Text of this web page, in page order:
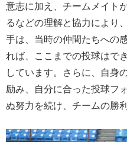
意志に加え、チームメイト
るなどの理解と協力により
手は、当時の仲間たちへの
れば、ここまでの投球はで
しています。さらに、自身
励み、自分に合った投球フ
ぬ努力を続け、チームの勝